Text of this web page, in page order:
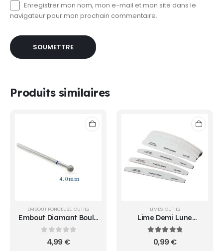
Enregistrer mon nom, mon e-mail et mon site dans le
navigateur pour mon prochain commentaire.
Produits similaires
EMBOUT PONCEUSE, OUTILS
Embout Diamant Boule
4.0
sur 5
4,99 €
LIMES, OUTILS
Lime Demi Lune
100/180
5.00sur 5
0,99 €